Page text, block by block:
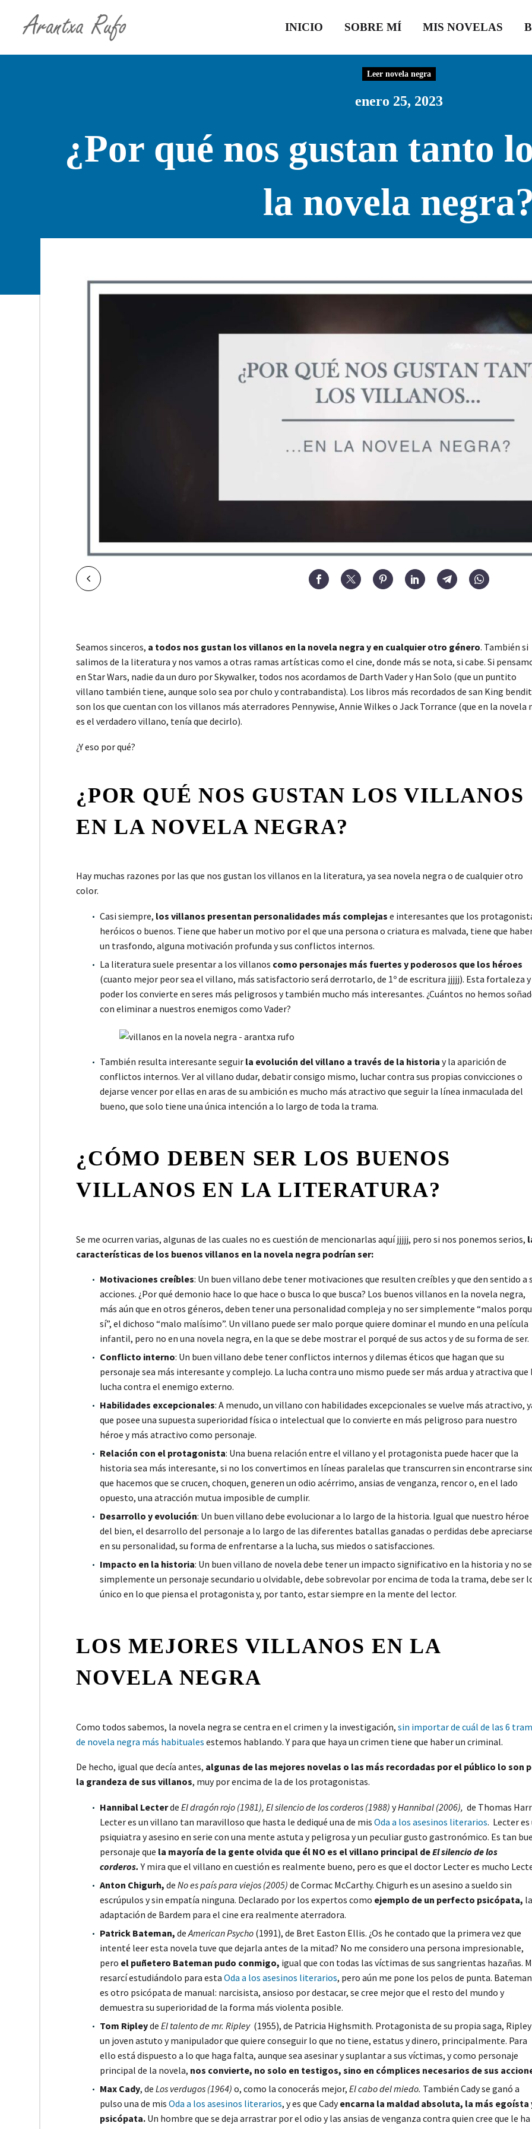
INICIO SOBRE MÍ MIS NOVELAS
Leer novela negra
enero 25, 2023
¿Por qué nos gustan tanto
la novela negra?
NAVEGACIÓN
ENTRADAS
Ant.
Seamos sinceros, a todos nos gustan los villanos en la novela negra y en cualquier otro género. También si
salimos de la literatura y nos vamos a otras ramas artísticas como el cine, donde más se nota, si cabe. Si
en Star Wars, nadie da un duro por Skywalker, todos nos acordamos de Darth Vader y Han Solo (que un puntito
villano también tiene, aunque solo sea por chulo y contrabandista). Los libros más recordados de san King
son los que cuentan con los villanos más aterradores Pennywise, Annie Wilkes o Jack Torrance (que en la novela
es el verdadero villano, tenía que decirlo).
¿Y eso por qué?
¿POR QUÉ NOS GUSTAN LOS VILLANOS
EN LA NOVELA NEGRA?
Hay muchas razones por las que nos gustan los villanos en la literatura, ya sea novela negra o de cualquier otro
color.
Casi siempre, los villanos presentan personalidades más complejas e interesantes que los
heróicos o buenos. Tiene que haber un motivo por el que una persona o criatura es malvada, tiene que
un trasfondo, alguna motivación profunda y sus conflictos internos.
La literatura suele presentar a los villanos como personajes más fuertes y poderosos que los héroes
(cuanto mejor peor sea el villano, más satisfactorio será derrotarlo, de 1º de escritura jjjjj). Esta fortaleza y
poder los convierte en seres más peligrosos y también mucho más interesantes. ¿Cuántos no hemos
con eliminar a nuestros enemigos como Vader?
También resulta interesante seguir la evolución del villano a través de la historia y la aparición de
conflictos internos. Ver al villano dudar, debatir consigo mismo, luchar contra sus propias convicciones o
dejarse vencer por ellas en aras de su ambición es mucho más atractivo que seguir la línea inmaculada del
bueno, que solo tiene una única intención a lo largo de toda la trama.
¿CÓMO DEBEN SER LOS BUENOS
VILLANOS EN LA LITERATURA?
Se me ocurren varias, algunas de las cuales no es cuestión de mencionarlas aquí jjjjj, pero si nos ponemos serios,
características de los buenos villanos en la novela negra podrían ser:
Motivaciones creíbles: Un buen villano debe tener motivaciones que resulten creíbles y que den sentido a
acciones. ¿Por qué demonio hace lo que hace o busca lo que busca? Los buenos villanos en la novela negra,
más aún que en otros géneros, deben tener una personalidad compleja y no ser simplemente “malos
sí”, el dichoso “malo malísimo”. Un villano puede ser malo porque quiere dominar el mundo en una película
infantil, pero no en una novela negra, en la que se debe mostrar el porqué de sus actos y de su forma de ser.
Conflicto interno: Un buen villano debe tener conflictos internos y dilemas éticos que hagan que su
personaje sea más interesante y complejo. La lucha contra uno mismo puede ser más ardua y atractiva que
lucha contra el enemigo externo.
Habilidades excepcionales: A menudo, un villano con habilidades excepcionales se vuelve más atractivo,
que posee una supuesta superioridad física o intelectual que lo convierte en más peligroso para nuestro
héroe y más atractivo como personaje.
Relación con el protagonista: Una buena relación entre el villano y el protagonista puede hacer que la
historia sea más interesante, si no los convertimos en líneas paralelas que transcurren sin encontrarse
que hacemos que se crucen, choquen, generen un odio acérrimo, ansias de venganza, rencor o, en el lado
opuesto, una atracción mutua imposible de cumplir.
Desarrollo y evolución: Un buen villano debe evolucionar a lo largo de la historia. Igual que nuestro héroe
del bien, el desarrollo del personaje a lo largo de las diferentes batallas ganadas o perdidas debe apreciarse
en su personalidad, su forma de enfrentarse a la lucha, sus miedos o satisfacciones.
Impacto en la historia: Un buen villano de novela debe tener un impacto significativo en la historia y no
simplemente un personaje secundario u olvidable, debe sobrevolar por encima de toda la trama, debe ser
único en lo que piensa el protagonista y, por tanto, estar siempre en la mente del lector.
LOS MEJORES VILLANOS EN LA
NOVELA NEGRA
Como todos sabemos, la novela negra se centra en el crimen y la investigación, sin importar de cuál de las 6
de novela negra más habituales estemos hablando. Y para que haya un crimen tiene que haber un criminal.
De hecho, igual que decía antes, algunas de las mejores novelas o las más recordadas por el público lo son
la grandeza de sus villanos, muy por encima de la de los protagonistas.
Hannibal Lecterde El dragón rojo (1981), El silencio de los corderos (1988) yHannibal (2006), de Thomas
Lecter es un villano tan maravilloso que hasta le dediqué una de mis Oda a los asesinos literarios. Lecter es
psiquiatra y asesino en serie con una mente astuta y peligrosa y un peculiar gusto gastronómico. Es tan
personaje que la mayoría de la gente olvida que él NO es el villano principal deEl silencio de los
corderos. Y mira que el villano en cuestión es realmente bueno, pero es que el doctor Lecter es mucho
Anton Chigurh, de No es país para viejos (2005) de Cormac McCarthy. Chigurh es un asesino a sueldo sin
escrúpulos y sin empatía ninguna. Declarado por los expertos como ejemplo de un perfecto psicópata, la
adaptación de Bardem para el cine era realmente aterradora.
Patrick Bateman, deAmerican Psycho (1991), de Bret Easton Ellis. ¿Os he contado que la primera vez que
intenté leer esta novela tuve que dejarla antes de la mitad? No me considero una persona impresionable,
pero el puñetero Bateman pudo conmigo, igual que con todas las víctimas de sus sangrientas hazañas.
resarcí estudiándolo para esta Oda a los asesinos literarios, pero aún me pone los pelos de punta. Bateman
es otro psicópata de manual: narcisista, ansioso por destacar, se cree mejor que el resto del mundo y
demuestra su superioridad de la forma más violenta posible.
Tom Ripleyde El talento de mr. Ripley(1955), de Patricia Highsmith. Protagonista de su propia saga, Ripley
un joven astuto y manipulador que quiere conseguir lo que no tiene, estatus y dinero, principalmente. Para
ello está dispuesto a lo que haga falta, aunque sea asesinar y suplantar a sus víctimas, y como personaje
principal de la novela, nos convierte, no solo en testigos, sino en cómplices necesarios de sus
Max Cady, de Los verdugos (1964) o, como la conocerás mejor, El cabo del miedo. También Cady se ganó a
pulso una de mis Oda a los asesinos literarios, y es que Cadyencarna la maldad absoluta, la más egoísta
psicópata. Un hombre que se deja arrastrar por el odio y las ansias de venganza contra quien cree que le ha